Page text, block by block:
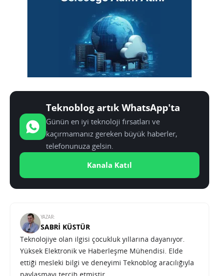
Teknoblog artık WhatsApp'ta
Günün en iyi teknoloji fırsatları ve
kaçırmamanız gereken büyük haberler,
telefonunuza gelsin.
Kanala Katıl
YAZAR:
SABRI KÜSTÜR
Teknolojiye olan ilgisi çocukluk yıllarına dayanıyor.
Yüksek Elektronik ve Haberleşme Mühendisi. Elde
ettiği mesleki bilgi ve deneyimi Teknoblog aracılığıyla
paylaşmayı tercih etmiştir.